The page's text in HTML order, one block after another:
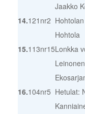
Jaakko
14.121 nr2
Hohtola
15.113nr15Lonkka
Leinonen
16.104nr5 Hetulat: